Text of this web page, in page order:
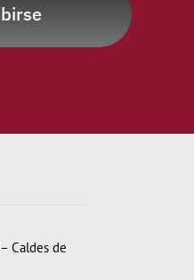
Caldes de